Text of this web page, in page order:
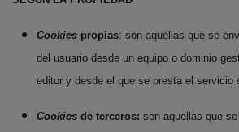
Cookies propias: son aquellas que se
del usuario desde un equipo o dominio
editor y desde el que se presta el servicio
Cookies de terceros: son aquellas que